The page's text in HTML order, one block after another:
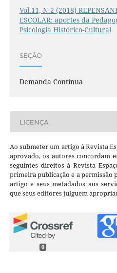
Vol.11, N.2 (2018)
ESCOLAR: aportes da
Psicologia Histórico-Cultural
SEÇÃO
Demanda Contínua
LICENÇA
Ao submeter um artigo à Revista
aprovado, os autores concordam
seguintes direitos à Revista
primeira publicação e a permissão
artigo e seus metadados aos
que seus editores julguem
0